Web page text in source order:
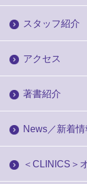
スタッフ紹介
アクセス
著書紹介
News／新着情
＜CLINICS＞